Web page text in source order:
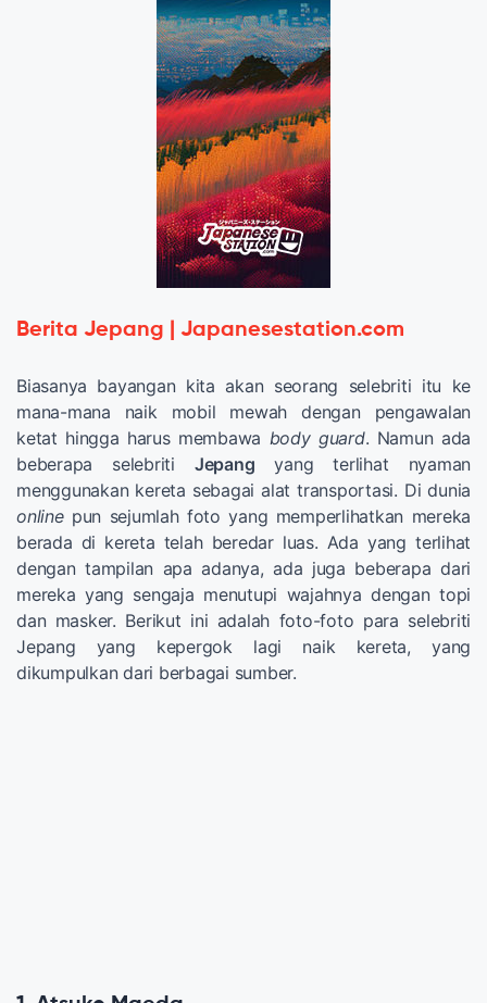
Berita Jepang | Japanesestation.com
Biasanya bayangan kita akan seorang selebriti itu ke
mana-mana naik mobil mewah dengan pengawalan
ketat hingga harus membawa body guard. Namun ada
beberapa selebriti Jepang yang terlihat nyaman
menggunakan kereta sebagai alat transportasi. Di dunia
onlinepun sejumlah foto yang memperlihatkan mereka
berada di kereta telah beredar luas. Ada yang terlihat
dengan tampilan apa adanya, ada juga beberapa dari
mereka yang sengaja menutupi wajahnya dengan topi
dan masker. Berikut ini adalah foto-foto para selebriti
Jepang yang kepergok lagi naik kereta, yang
dikumpulkan dari berbagai sumber.